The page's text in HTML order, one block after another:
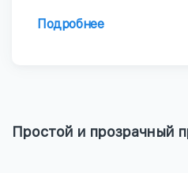
Подробнее
Простой и прозрачный